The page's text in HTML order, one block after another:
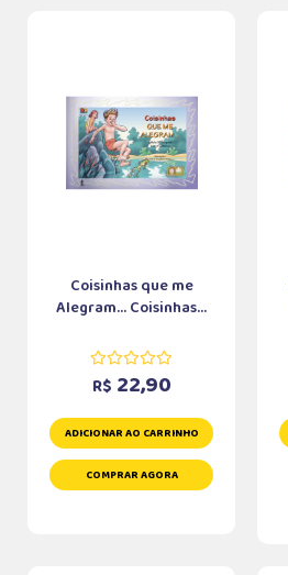
Coisinhas que me
Alegram... Coisinhas...
R$ 22,90
ADICIONAR AO CARRINHO
COMPRAR AGORA